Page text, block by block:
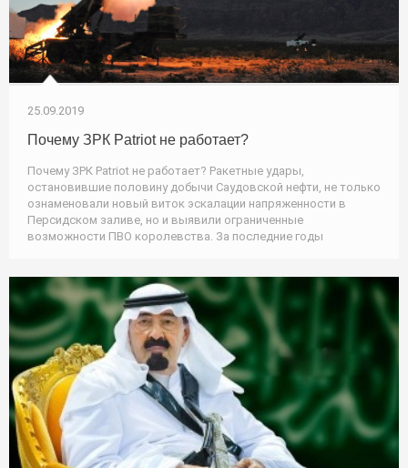
25.09.2019
Почему ЗРК Patriot не работает?
Почему ЗРК Patriot не работает? Ракетные удары,
остановившие половину добычи Саудовской нефти, не только
ознаменовали новый виток эскалации напряженности в
Персидском заливе, но и выявили ограниченные
возможности ПВО королевства. За последние годы